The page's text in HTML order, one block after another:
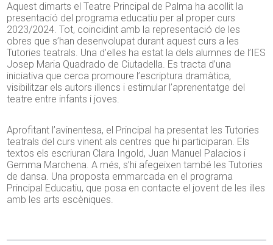
Aquest dimarts el Teatre Principal de Palma ha acollit la
presentació del programa educatiu per al proper curs
2023/2024. Tot, coincidint amb la representació de les
obres que s’han desenvolupat durant aquest curs a les
Tutories teatrals. Una d’elles ha estat la dels alumnes de l’IES
Josep Maria Quadrado de Ciutadella. Es tracta d’una
iniciativa que cerca promoure l’escriptura dramàtica,
visibilitzar els autors illencs i estimular l’aprenentatge del
teatre entre infants i joves.
Aprofitant l’avinentesa, el Principal ha presentat les Tutories
teatrals del curs vinent als centres que hi participaran. Els
textos els escriuran Clara Ingold, Juan Manuel Palacios i
Gemma Marchena. A més, s’hi afegeixen també les Tutories
de dansa. Una proposta emmarcada en el programa
Principal Educatiu, que posa en contacte el jovent de les illes
amb les arts escèniques.